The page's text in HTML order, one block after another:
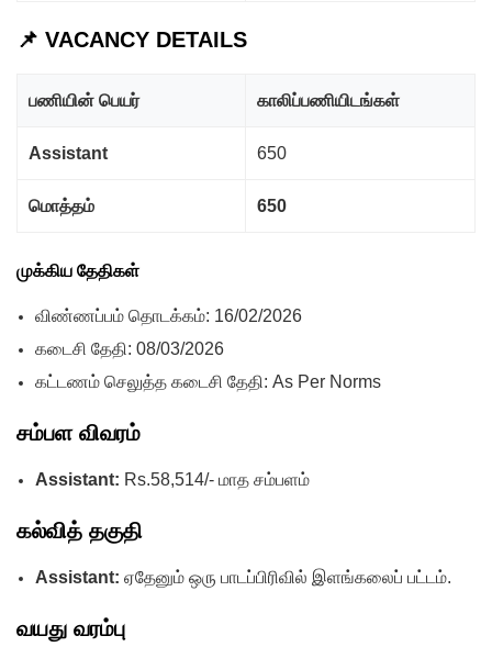
📌 VACANCY DETAILS
பணியின் பெயர் காலிப்பணியிடங்கள்
Assistant 650
மொத்தம் 650
முக்கிய தேதிகள்
விண்ணப்பம் தொடக்கம்: 16/02/2026
கடைசி தேதி: 08/03/2026
கட்டணம் செலுத்த கடைசி தேதி: As Per Norms
சம்பள விவரம்
Assistant: Rs.58,514/- மாத சம்பளம்
கல்வித் தகுதி
Assistant:ஏதேனும் ஒரு பாடப்பிரிவில் இளங்கலைப் பட்டம்.
வயது வரம்பு